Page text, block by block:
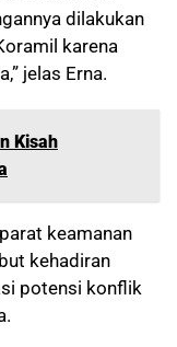
dilakukan
karena
jelas Erna.
Kisah
keamanan
kehadiran
potensi konflik